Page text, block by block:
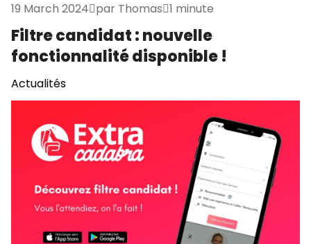
19 March 2024 par Thomas 1 minute
Filtre candidat : nouvelle
fonctionnalité disponible !
Actualités